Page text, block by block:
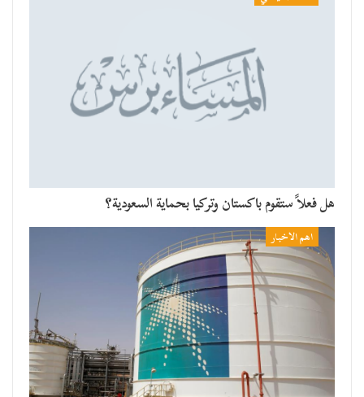
هل فعلاً ستقوم باكستان وتركيا بحماية السعودية؟
اهم الاخبار